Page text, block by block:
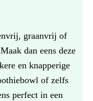
graanvrij of
dan eens deze
en knapperige
of zelfs
perfect in een